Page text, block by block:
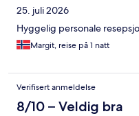
25. juli 2026
Hyggelig personale
Margit, reise på 1 natt
Verifisert anmeldelse
8/10 – Veldig bra